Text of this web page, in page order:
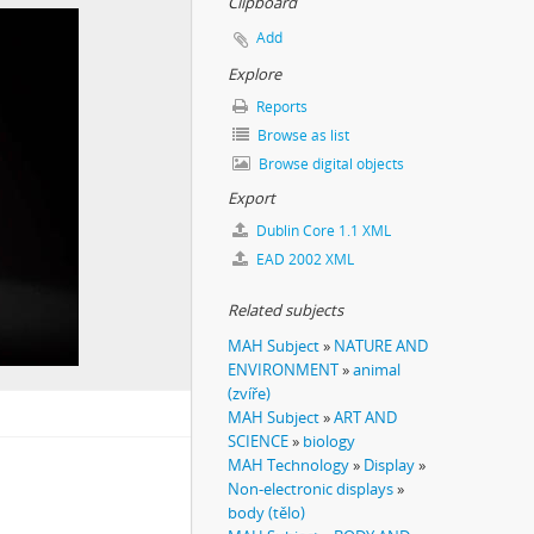
Add
Explore
Reports
Browse as list
Browse digital objects
Export
Dublin Core 1.1 XML
EAD 2002 XML
Related subjects
MAH Subject» NATURE AND
ENVIRONMENT»animal
(zvíře)
MAH Subject»ART AND
SCIENCE» biology
MAH Technology» Display»
Non-electronic displays»
body (tělo)